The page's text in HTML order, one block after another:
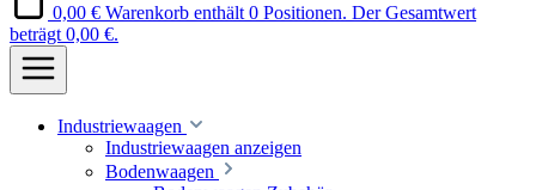
0,00 € Warenkorb enthält 0 Positionen. Der Gesamtwert
beträgt 0,00 €.
Industriewaagen
Industriewaagen anzeigen
Bodenwaagen